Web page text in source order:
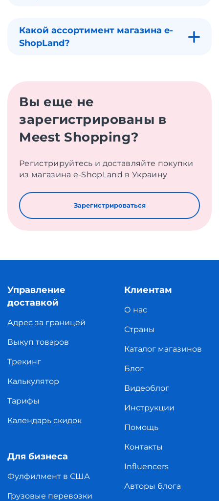
Какой ассортимент магазина e-
ShopLand?
Вы еще не
зарегистрированы в
Meest Shopping?
Регистрируйтесь и доставляйте покупки
из магазина e-ShopLand в Украину
Зарегистрироваться
Управление
доставкой
Адрес за границей
Выкуп товаров
Трекинг
Калькулятор
Тарифы
Календарь скидок
Для бизнеса
Фулфилмент в США
Грузовые перевозки
Клиентам
О нас
Страны
Каталог магазинов
Блог
Видеоблог
Инструкции
Помощь
Контакты
Influencers
Авторы блога